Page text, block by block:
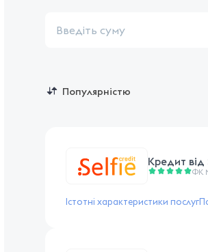
Кредит від
ФК
Істотні характеристики послуг